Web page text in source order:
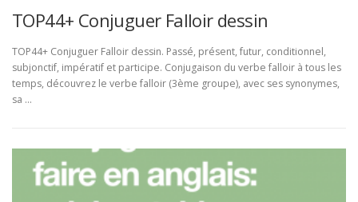
TOP44+ Conjuguer Falloir dessin
TOP44+ Conjuguer Falloir dessin. Passé, présent, futur, conditionnel,
subjonctif, impératif et participe. Conjugaison du verbe falloir à tous les
temps, découvrez le verbe falloir (3ème groupe), avec ses synonymes,
sa …